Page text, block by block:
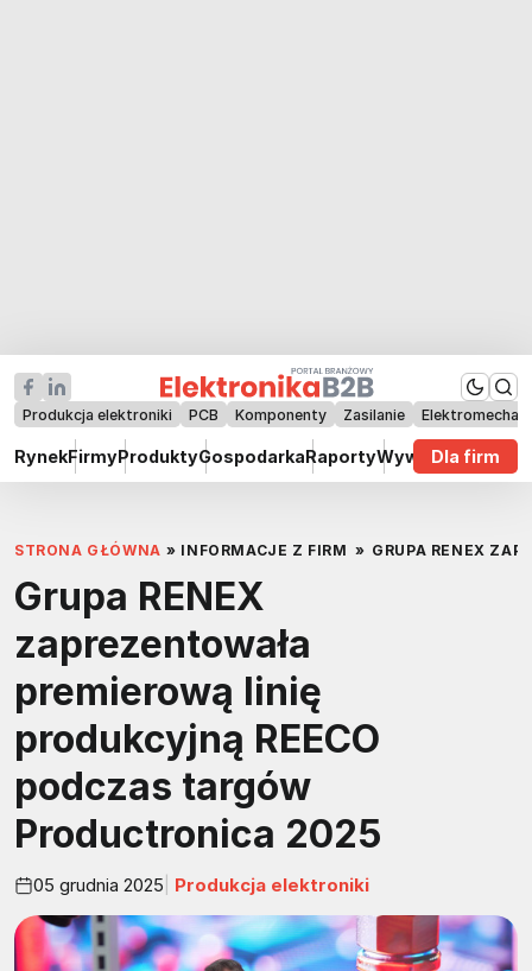
Produkcja elektroniki PCB Komponenty Zasilanie
RynekFirmyProduktyGospodarkaRaportyWywiadyDla firm
STRONA GŁÓWNA » INFORMACJE Z FIRM » GRUPA RENEX
Grupa RENEX
zaprezentowała
premierową linię
produkcyjną REECO
podczas targów
Productronica 2025
05 grudnia 2025 Produkcja elektroniki